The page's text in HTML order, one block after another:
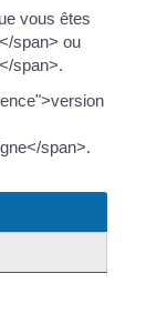
vous êtes
span> ou
span>.
span>.